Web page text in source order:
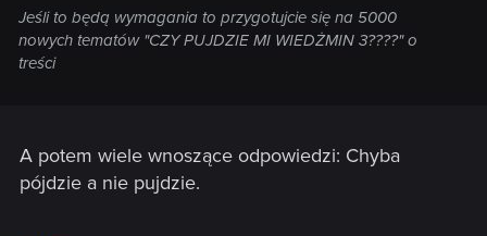
Jeśli to będą wymagania to przygotujcie się na 5000
nowych tematów "CZY PUJDZIE MI WIEDŻMIN 3????" o
treści
A potem wiele wnoszące odpowiedzi: Chyba
pójdzie a nie pujdzie.